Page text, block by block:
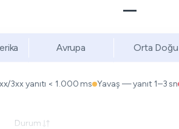
—
Avrupa Orta Doğu
3xx yanıtı < 1.000 ms Yavaş — yanıt 1–3 sn
Durum